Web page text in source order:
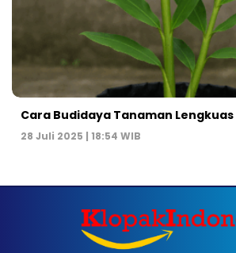
Cara Budidaya Tanaman Lengkuas
28 Juli 2025 | 18:54 WIB